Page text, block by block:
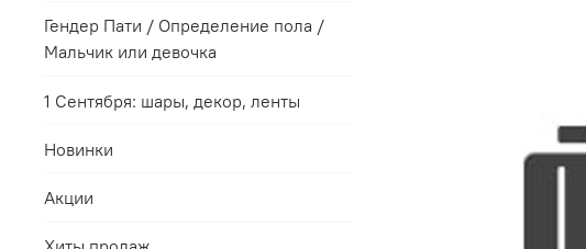
Гендер Пати / Определение пола /
Мальчик или девочка
1 Сентября: шары, декор, ленты
Новинки
Акции